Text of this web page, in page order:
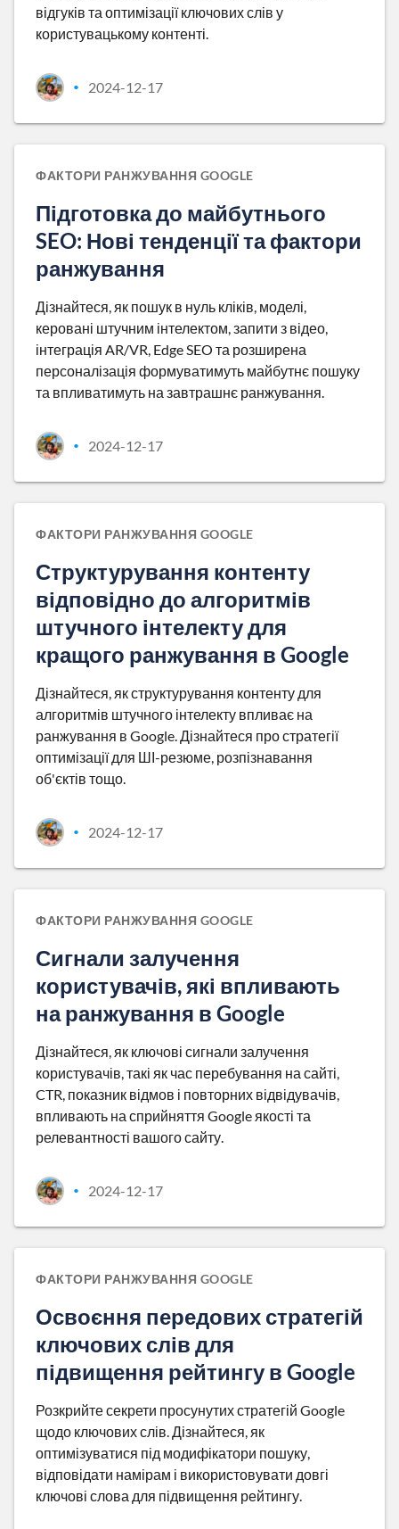
відгуків та оптимізації ключових слів у
користувацькому контенті.
• 2024-12-17
ФАКТОРИ РАНЖУВАННЯ GOOGLE
Підготовка до майбутнього
SEO: Нові тенденції та фактори
ранжування
Дізнайтеся, як пошук в нуль кліків, моделі,
керовані штучним інтелектом, запити з відео,
інтеграція AR/VR, Edge SEO та розширена
персоналізація формуватимуть майбутнє пошуку
та впливатимуть на завтрашнє ранжування.
• 2024-12-17
ФАКТОРИ РАНЖУВАННЯ GOOGLE
Структурування контенту
відповідно до алгоритмів
штучного інтелекту для
кращого ранжування в Google
Дізнайтеся, як структурування контенту для
алгоритмів штучного інтелекту впливає на
ранжування в Google. Дізнайтеся про стратегії
оптимізації для ШІ-резюме, розпізнавання
об'єктів тощо.
• 2024-12-17
ФАКТОРИ РАНЖУВАННЯ GOOGLE
Сигнали залучення
користувачів, які впливають
на ранжування в Google
Дізнайтеся, як ключові сигнали залучення
користувачів, такі як час перебування на сайті,
CTR, показник відмов і повторних відвідувачів,
впливають на сприйняття Google якості та
релевантності вашого сайту.
• 2024-12-17
ФАКТОРИ РАНЖУВАННЯ GOOGLE
Освоєння передових стратегій
ключових слів для
підвищення рейтингу в Google
Розкрийте секрети просунутих стратегій Google
щодо ключових слів. Дізнайтеся, як
оптимізуватися під модифікатори пошуку,
відповідати намірам і використовувати довгі
ключові слова для підвищення рейтингу.